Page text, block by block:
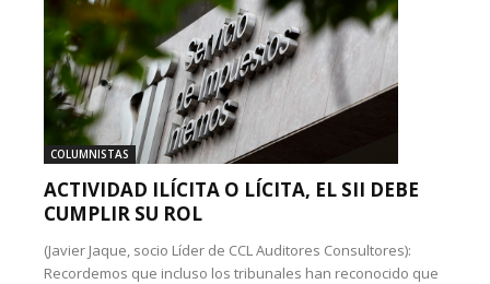
COLUMNISTAS
ACTIVIDAD ILÍCITA O LÍCITA, EL SII DEBE
CUMPLIR SU ROL
(Javier Jaque, socio Líder de CCL Auditores Consultores):
Recordemos que incluso los tribunales han reconocido que